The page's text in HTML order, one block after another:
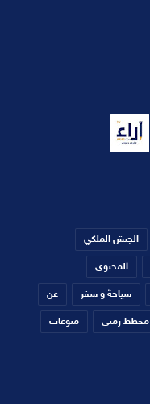
الجيش الملكي
المحتوى
سياحة و سفر عن
مخطط زمني منوعات